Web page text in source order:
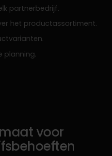
partnerbedrijf.
het productassortiment.
planning.
voor